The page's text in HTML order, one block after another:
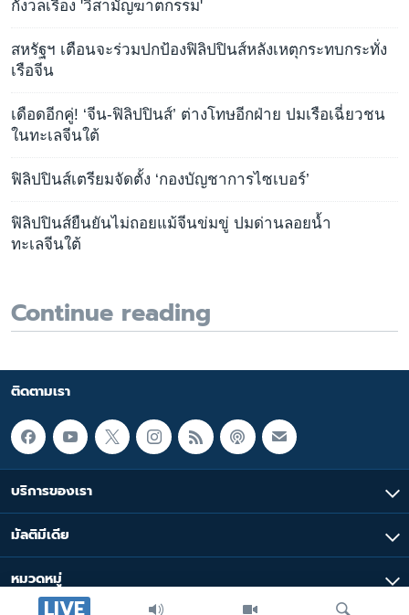
กังวลเรื่อง 'วิสามัญฆาตกรรม'
สหรัฐฯ เตือนจะร่วมปกป้องฟิลิปปินส์หลังเหตุกระทบกระทั่ง
เรือจีน
เดือดอีกคู่! ‘จีน-ฟิลิปปินส์’ ต่างโทษอีกฝ่าย ปมเรือเฉี่ยวชน
ในทะเลจีนใต้
ฟิลิปปินส์เตรียมจัดตั้ง ‘กองบัญชาการไซเบอร์’
ฟิลิปปินส์ยืนยันไม่ถอยแม้จีนข่มขู่ ปมด่านลอยน้ำ
ทะเลจีนใต้
Continue reading
ติดตามเรา
บริการของเรา
มัลติมีเดีย
หมวดหมู่